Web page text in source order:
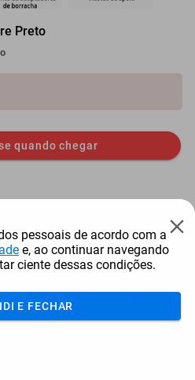
Preto
quando chegar
Smart Tv Led Samsung 43"
pessoais de acordo com a
e, ao continuar navegando
ciente dessas condições.
E FECHAR